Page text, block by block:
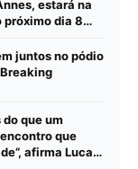
estará na
próximo dia 8
juntos no pódio
que um
que
afirma Lucas